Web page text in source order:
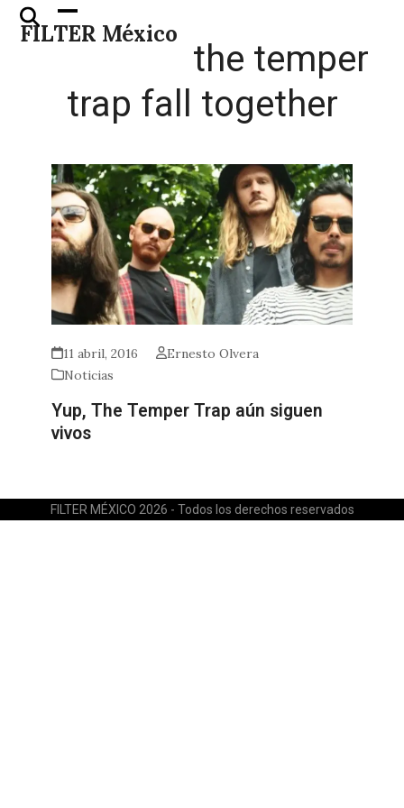
Skip
FILTER México
Open
mobile
Close
mobile
the temper
trap fall together
11 abril, 2016
Ernesto Olvera
Noticias
Yup, The Temper Trap aún siguen
vivos
FILTER MÉXICO 2026 - Todos los derechos reservados